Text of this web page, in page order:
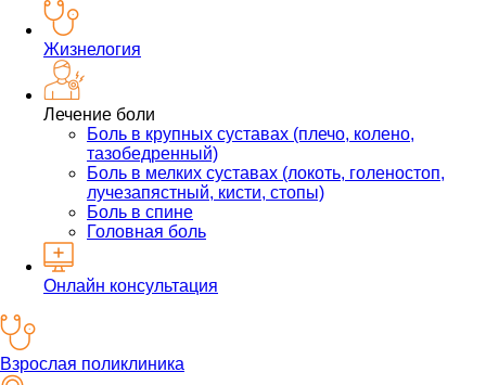
Жизнелогия
Лечение боли
Боль в крупных суставах (плечо, колено,
тазобедренный)
Боль в мелких суставах (локоть, голеностоп,
лучезапястный, кисти, стопы)
Боль в спине
Головная боль
Онлайн консультация
Взрослая поликлиника